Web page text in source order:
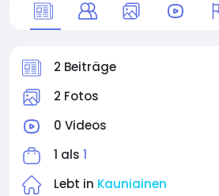
2 Beiträge
2 Fotos
0 Videos
1 als 1
Lebt in Kauniainen